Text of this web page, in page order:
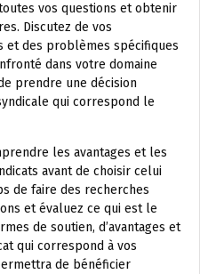
vos questions et obtenir
Discutez de vos
et des problèmes spécifiques
dans votre domaine
prendre une décision
qui correspond le
les avantages et les
avant de choisir celui
de faire des recherches
et évaluez ce qui est le
de soutien, d’avantages et
qui correspond à vos
de bénéficier